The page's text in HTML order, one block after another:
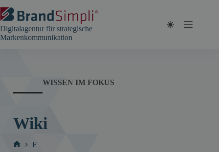
Inhalt
springen
Digitalagentur für strategische
Markenkommunikation
WISSEN IM FOKUS
Wiki
F